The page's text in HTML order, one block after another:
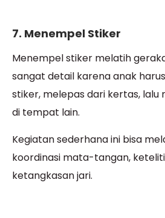
7. Menempel Stiker
Menempel stiker melatih
sangat detail karena anak
stiker, melepas dari kertas,
di tempat lain.
Kegiatan sederhana ini bisa
koordinasi mata-tangan,
ketangkasan jari.